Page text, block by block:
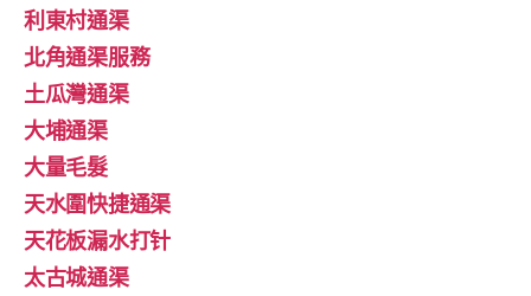
利東村通渠
北角通渠服務
土瓜灣通渠
大埔通渠
大量毛髮
天水圍快捷通渠
天花板漏水打针
太古城通渠